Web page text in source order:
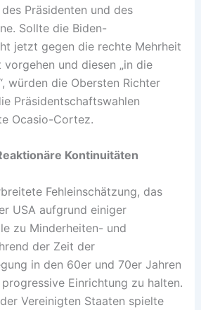
Präsidenten und des
Sollte die Biden-
jetzt gegen die rechte Mehrheit
und diesen „in die
würden die Obersten Richter
Präsidentschaftswahlen
Ocasio-Cortez.
Kontinuitäten
Fehleinschätzung, das
USA aufgrund einiger
zu Minderheiten- und
der Zeit der
in den 60er und 70er Jahren
Einrichtung zu halten.
Vereinigten Staaten spielte